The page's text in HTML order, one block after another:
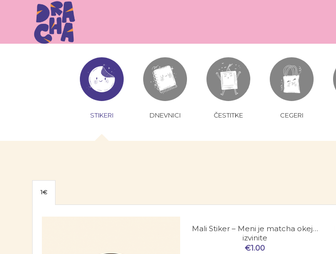
STIKERI DNEVNICI ČESTITKE CEGERI
1€
Mali Stiker – Meni je matcha okej…
izvinite
€1.00